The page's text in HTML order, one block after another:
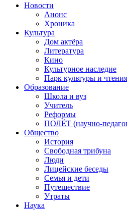
Новости
Анонс
Хроника
Культура
Дом актёра
Литература
Кино
Культурное наследие
Парк культуры и чтения
Образование
Школа и вуз
Учитель
Реформы
ПОЛЁТ (научно-
Общество
История
Свободная трибуна
Люди
Лицейские беседы
Семья и дети
Путешествие
Утраты
Наука